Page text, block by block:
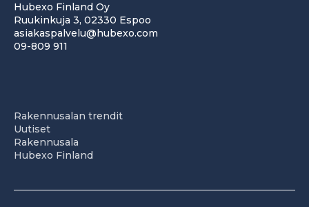
Hubexo Finland Oy
Ruukinkuja 3, 02330 Espoo
asiakaspalvelu@hubexo.com
09-809 911
Rakennusalan trendit
Uutiset
Rakennusala
Hubexo Finland